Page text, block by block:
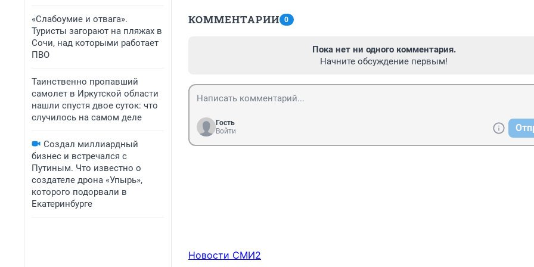
«Слабоумие и отвага».
Туристы загорают на пляжах в
Сочи, над которыми работает
ПВО
Таинственно пропавший
самолет в Иркутской области
нашли спустя двое суток: что
случилось на самом деле
Создал миллиардный
бизнес и встречался с
Путиным. Что известно о
создателе дрона «Упырь»,
которого подорвали в
Екатеринбурге
КОММЕНТАРИИ 0
Пока нет ни одного комментария.
Начните обсуждение первым!
Гость
Войти
Новости СМИ2